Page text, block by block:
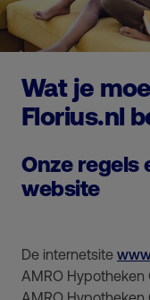
Wat je
Florius.nl
Onze regels
website
De internetsite
AMRO Hypotheken